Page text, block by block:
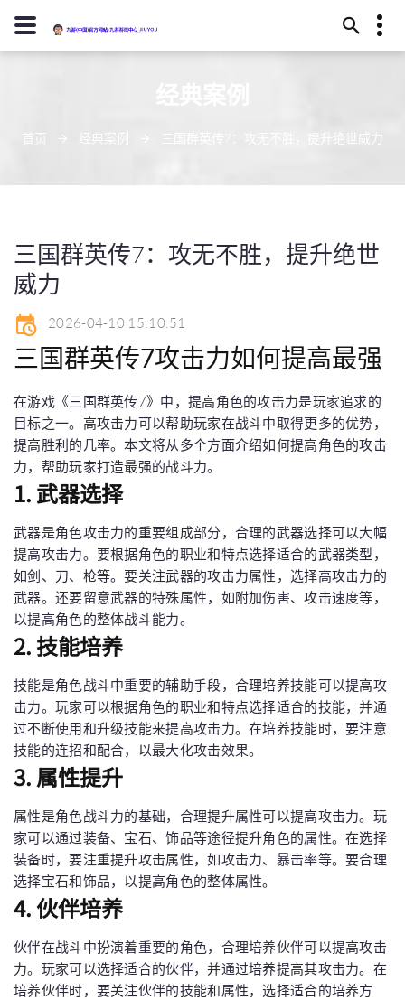
首页 经典案例 三国群英传7：攻无不胜，提升绝世威力
三国群英传7：攻无不胜，提升绝世
威力
2026-04-10 15:10:51
三国群英传7攻击力如何提高最强
在游戏《三国群英传7》中，提高角色的攻击力是玩家追求的
目标之一。高攻击力可以帮助玩家在战斗中取得更多的优势，
提高胜利的几率。本文将从多个方面介绍如何提高角色的攻击
力，帮助玩家打造最强的战斗力。
1. 武器选择
武器是角色攻击力的重要组成部分，合理的武器选择可以大幅
提高攻击力。要根据角色的职业和特点选择适合的武器类型，
如剑、刀、枪等。要关注武器的攻击力属性，选择高攻击力的
武器。还要留意武器的特殊属性，如附加伤害、攻击速度等，
以提高角色的整体战斗能力。
2. 技能培养
技能是角色战斗中重要的辅助手段，合理培养技能可以提高攻
击力。玩家可以根据角色的职业和特点选择适合的技能，并通
过不断使用和升级技能来提高攻击力。在培养技能时，要注意
技能的连招和配合，以最大化攻击效果。
3. 属性提升
属性是角色战斗力的基础，合理提升属性可以提高攻击力。玩
家可以通过装备、宝石、饰品等途径提升角色的属性。在选择
装备时，要注重提升攻击属性，如攻击力、暴击率等。要合理
选择宝石和饰品，以提高角色的整体属性。
4. 伙伴培养
伙伴在战斗中扮演着重要的角色，合理培养伙伴可以提高攻击
力。玩家可以选择适合的伙伴，并通过培养提高其攻击力。在
培养伙伴时，要关注伙伴的技能和属性，选择适合的培养方